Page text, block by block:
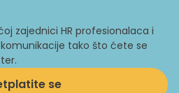
zajednici HR profesionalaca i
tako što ćete se
se